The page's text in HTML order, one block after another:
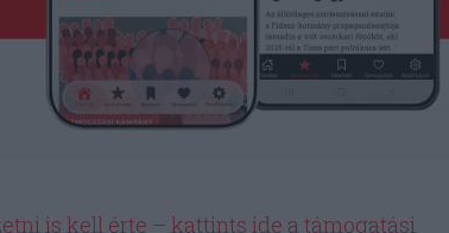
is kell érte – kattints ide a támogatási